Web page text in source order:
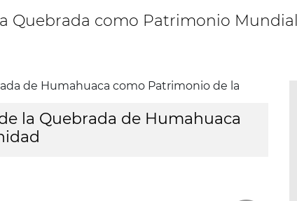
Quebrada como Patrimonio
la Quebrada de Humahuaca